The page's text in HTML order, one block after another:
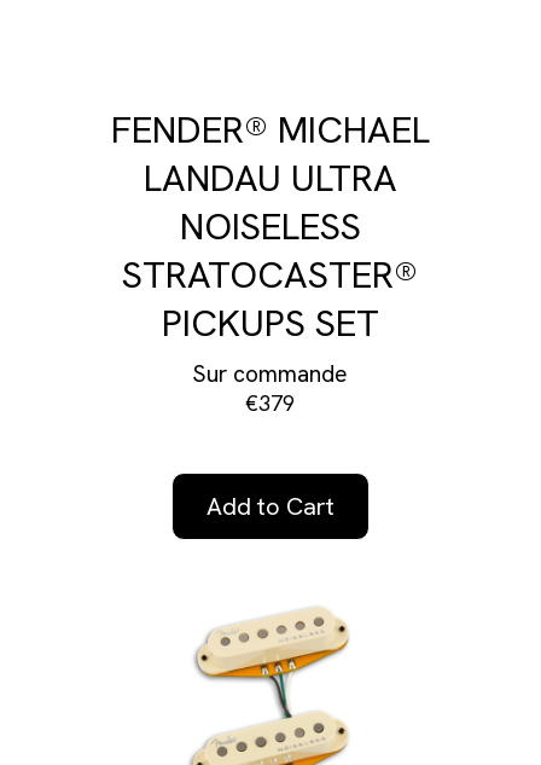
FENDER® MICHAEL
LANDAU ULTRA
NOISELESS
STRATOCASTER®
PICKUPS SET
Sur commande
€379
Add to Cart